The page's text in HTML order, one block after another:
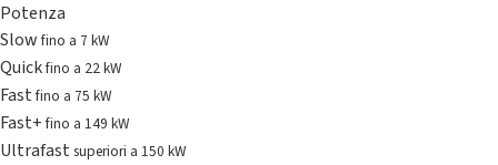
Potenza
Slowfino a 7 kW
Quickfino a 22 kW
Fastfino a 75 kW
Fast+fino a 149 kW
Ultrafast superiori a 150 kW